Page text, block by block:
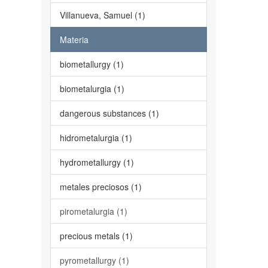
Villanueva, Samuel (1)
Materia
biometallurgy (1)
biometalurgia (1)
dangerous substances (1)
hidrometalurgia (1)
hydrometallurgy (1)
metales preciosos (1)
pirometalurgia (1)
precious metals (1)
pyrometallurgy (1)